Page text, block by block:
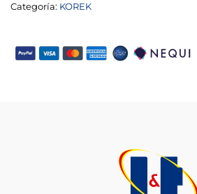
Categoría: KOREK